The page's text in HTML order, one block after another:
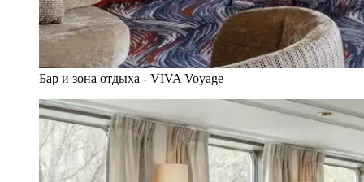
Бар и зона отдыха - VIVA Voyage